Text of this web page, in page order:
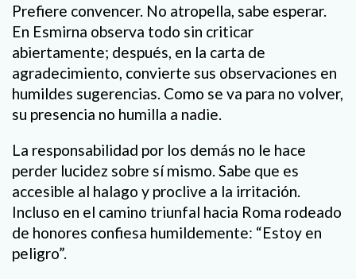
Prefiere convencer. No atropella, sabe esperar.
En Esmirna observa todo sin criticar
abiertamente; después, en la carta de
agradecimiento, convierte sus observaciones en
humildes sugerencias. Como se va para no volver,
su presencia no humilla a nadie.
La responsabilidad por los demás no le hace
perder lucidez sobre sí mismo. Sabe que es
accesible al halago y proclive a la irritación.
Incluso en el camino triunfal hacia Roma rodeado
de honores confiesa humildemente: “Estoy en
peligro”.